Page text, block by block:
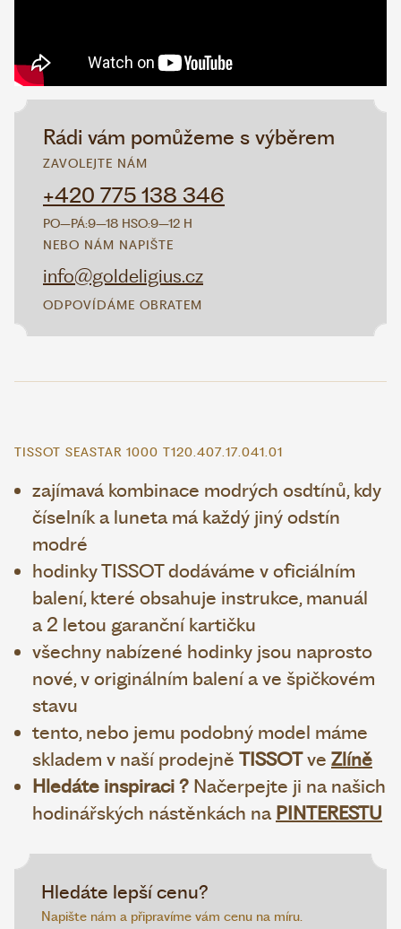
Rádi vám pomůžeme s výběrem
ZAVOLEJTE NÁM
+420 775 138 346
PO–PÁ:9–18 HSO:9–12 H
NEBO NÁM NAPIŠTE
info@goldeligius.cz
ODPOVÍDÁME OBRATEM
TISSOT SEASTAR 1000 T120.407.17.041.01
zajímavá kombinace modrých osdtínů, kdy
číselník a luneta má každý jiný odstín
modré
hodinky TISSOT dodáváme v oficiálním
balení, které obsahuje instrukce, manuál
a 2 letou garanční kartičku
všechny nabízené hodinky jsou naprosto
nové, v originálním balení a ve špičkovém
stavu
tento, nebo jemu podobný model máme
skladem v naší prodejně TISSOTve Zlíně
Hledáte inspiraci ? Načerpejte ji na našich
hodinářských nástěnkách na PINTERESTU
Hledáte lepší cenu?
Napište nám a připravíme vám cenu na míru.